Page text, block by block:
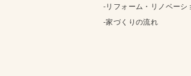
-リフォーム・リノベーシ
-家づくりの流れ